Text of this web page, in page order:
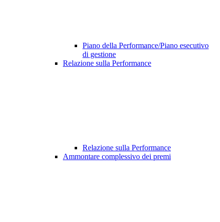
Piano della Performance/Piano esecutivo
di gestione
Relazione sulla Performance
Relazione sulla Performance
Ammontare complessivo dei premi